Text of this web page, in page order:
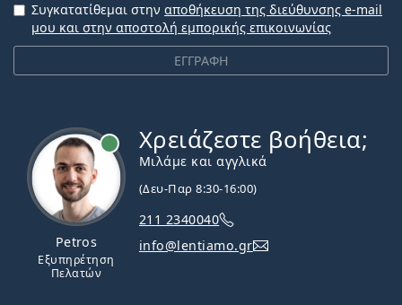
ΕΓΓΡΑΦΗ
Συγκατατίθεμαι στην αποθήκευση της διεύθυνσης e-mail
μου και στην αποστολή εμπορικής επικοινωνίας
Petros
Εξυπηρέτηση
Πελατών
Χρειάζεστε βοήθεια;
Μιλάμε και αγγλικά
(Δευ-Παρ 8:30-16:00)
211 2340040
info@lentiamo.gr